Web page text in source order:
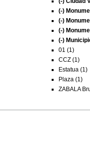
(-)
(-)
(-)
(-)
01 (1)
CCZ (1)
Estatua (1)
Plaza (1)
ZABALA